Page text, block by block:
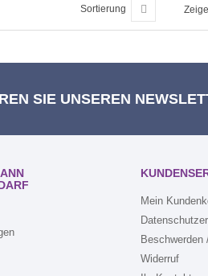
Sortierung Zeige
SIE UNSEREN
Mein
Widerruf